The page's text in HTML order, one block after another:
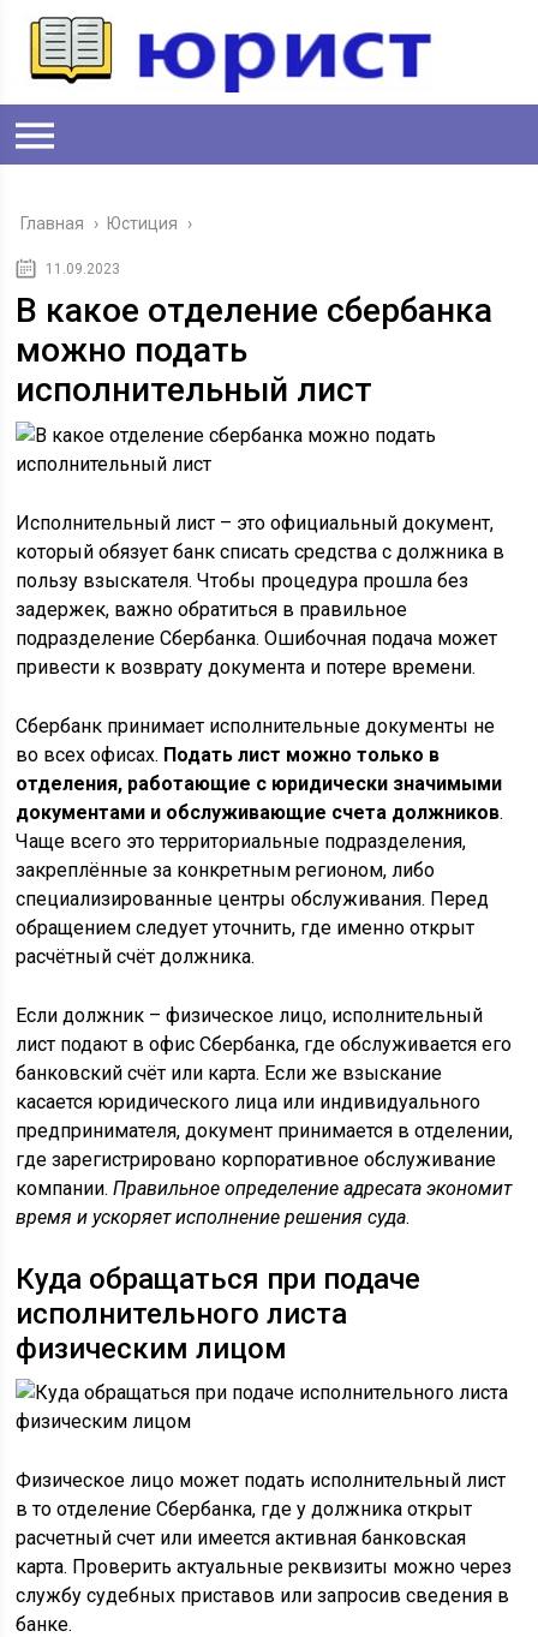
Главная › Юстиция ›
11.09.2023
В какое отделение сбербанка
можно подать
исполнительный лист
Исполнительный лист – это официальный документ,
который обязует банк списать средства с должника в
пользу взыскателя. Чтобы процедура прошла без
задержек, важно обратиться в правильное
подразделение Сбербанка. Ошибочная подача может
привести к возврату документа и потере времени.
Сбербанк принимает исполнительные документы не
во всех офисах. Подать лист можно только в
отделения, работающие с юридически значимыми
документами и обслуживающие счета должников.
Чаще всего это территориальные подразделения,
закреплённые за конкретным регионом, либо
специализированные центры обслуживания. Перед
обращением следует уточнить, где именно открыт
расчётный счёт должника.
Если должник – физическое лицо, исполнительный
лист подают в офис Сбербанка, где обслуживается его
банковский счёт или карта. Если же взыскание
касается юридического лица или индивидуального
предпринимателя, документ принимается в отделении,
где зарегистрировано корпоративное обслуживание
компании.Правильное определение адресата экономит
время и ускоряет исполнение решения суда.
Куда обращаться при подаче
исполнительного листа
физическим лицом
Физическое лицо может подать исполнительный лист
в то отделение Сбербанка, где у должника открыт
расчетный счет или имеется активная банковская
карта. Проверить актуальные реквизиты можно через
службу судебных приставов или запросив сведения в
банке.